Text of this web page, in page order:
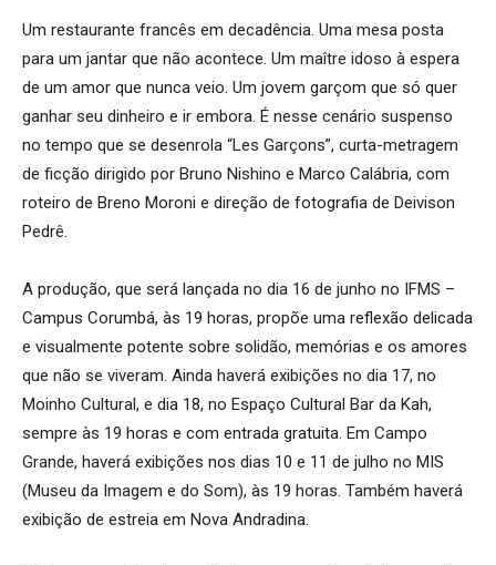
Um restaurante francês em decadência. Uma mesa posta
para um jantar que não acontece. Um maître idoso à espera
de um amor que nunca veio. Um jovem garçom que só quer
ganhar seu dinheiro e ir embora. É nesse cenário suspenso
no tempo que se desenrola “Les Garçons”, curta-metragem
de ficção dirigido por Bruno Nishino e Marco Calábria, com
roteiro de Breno Moroni e direção de fotografia de Deivison
Pedrê.
A produção, que será lançada no dia 16 de junho no IFMS –
Campus Corumbá, às 19 horas, propõe uma reflexão delicada
e visualmente potente sobre solidão, memórias e os amores
que não se viveram. Ainda haverá exibições no dia 17, no
Moinho Cultural, e dia 18, no Espaço Cultural Bar da Kah,
sempre às 19 horas e com entrada gratuita. Em Campo
Grande, haverá exibições nos dias 10 e 11 de julho no MIS
(Museu da Imagem e do Som), às 19 horas. Também haverá
exibição de estreia em Nova Andradina.